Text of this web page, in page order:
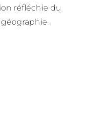
réfléchie du